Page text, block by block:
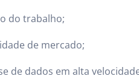
do trabalho;
de mercado;
de dados em alta